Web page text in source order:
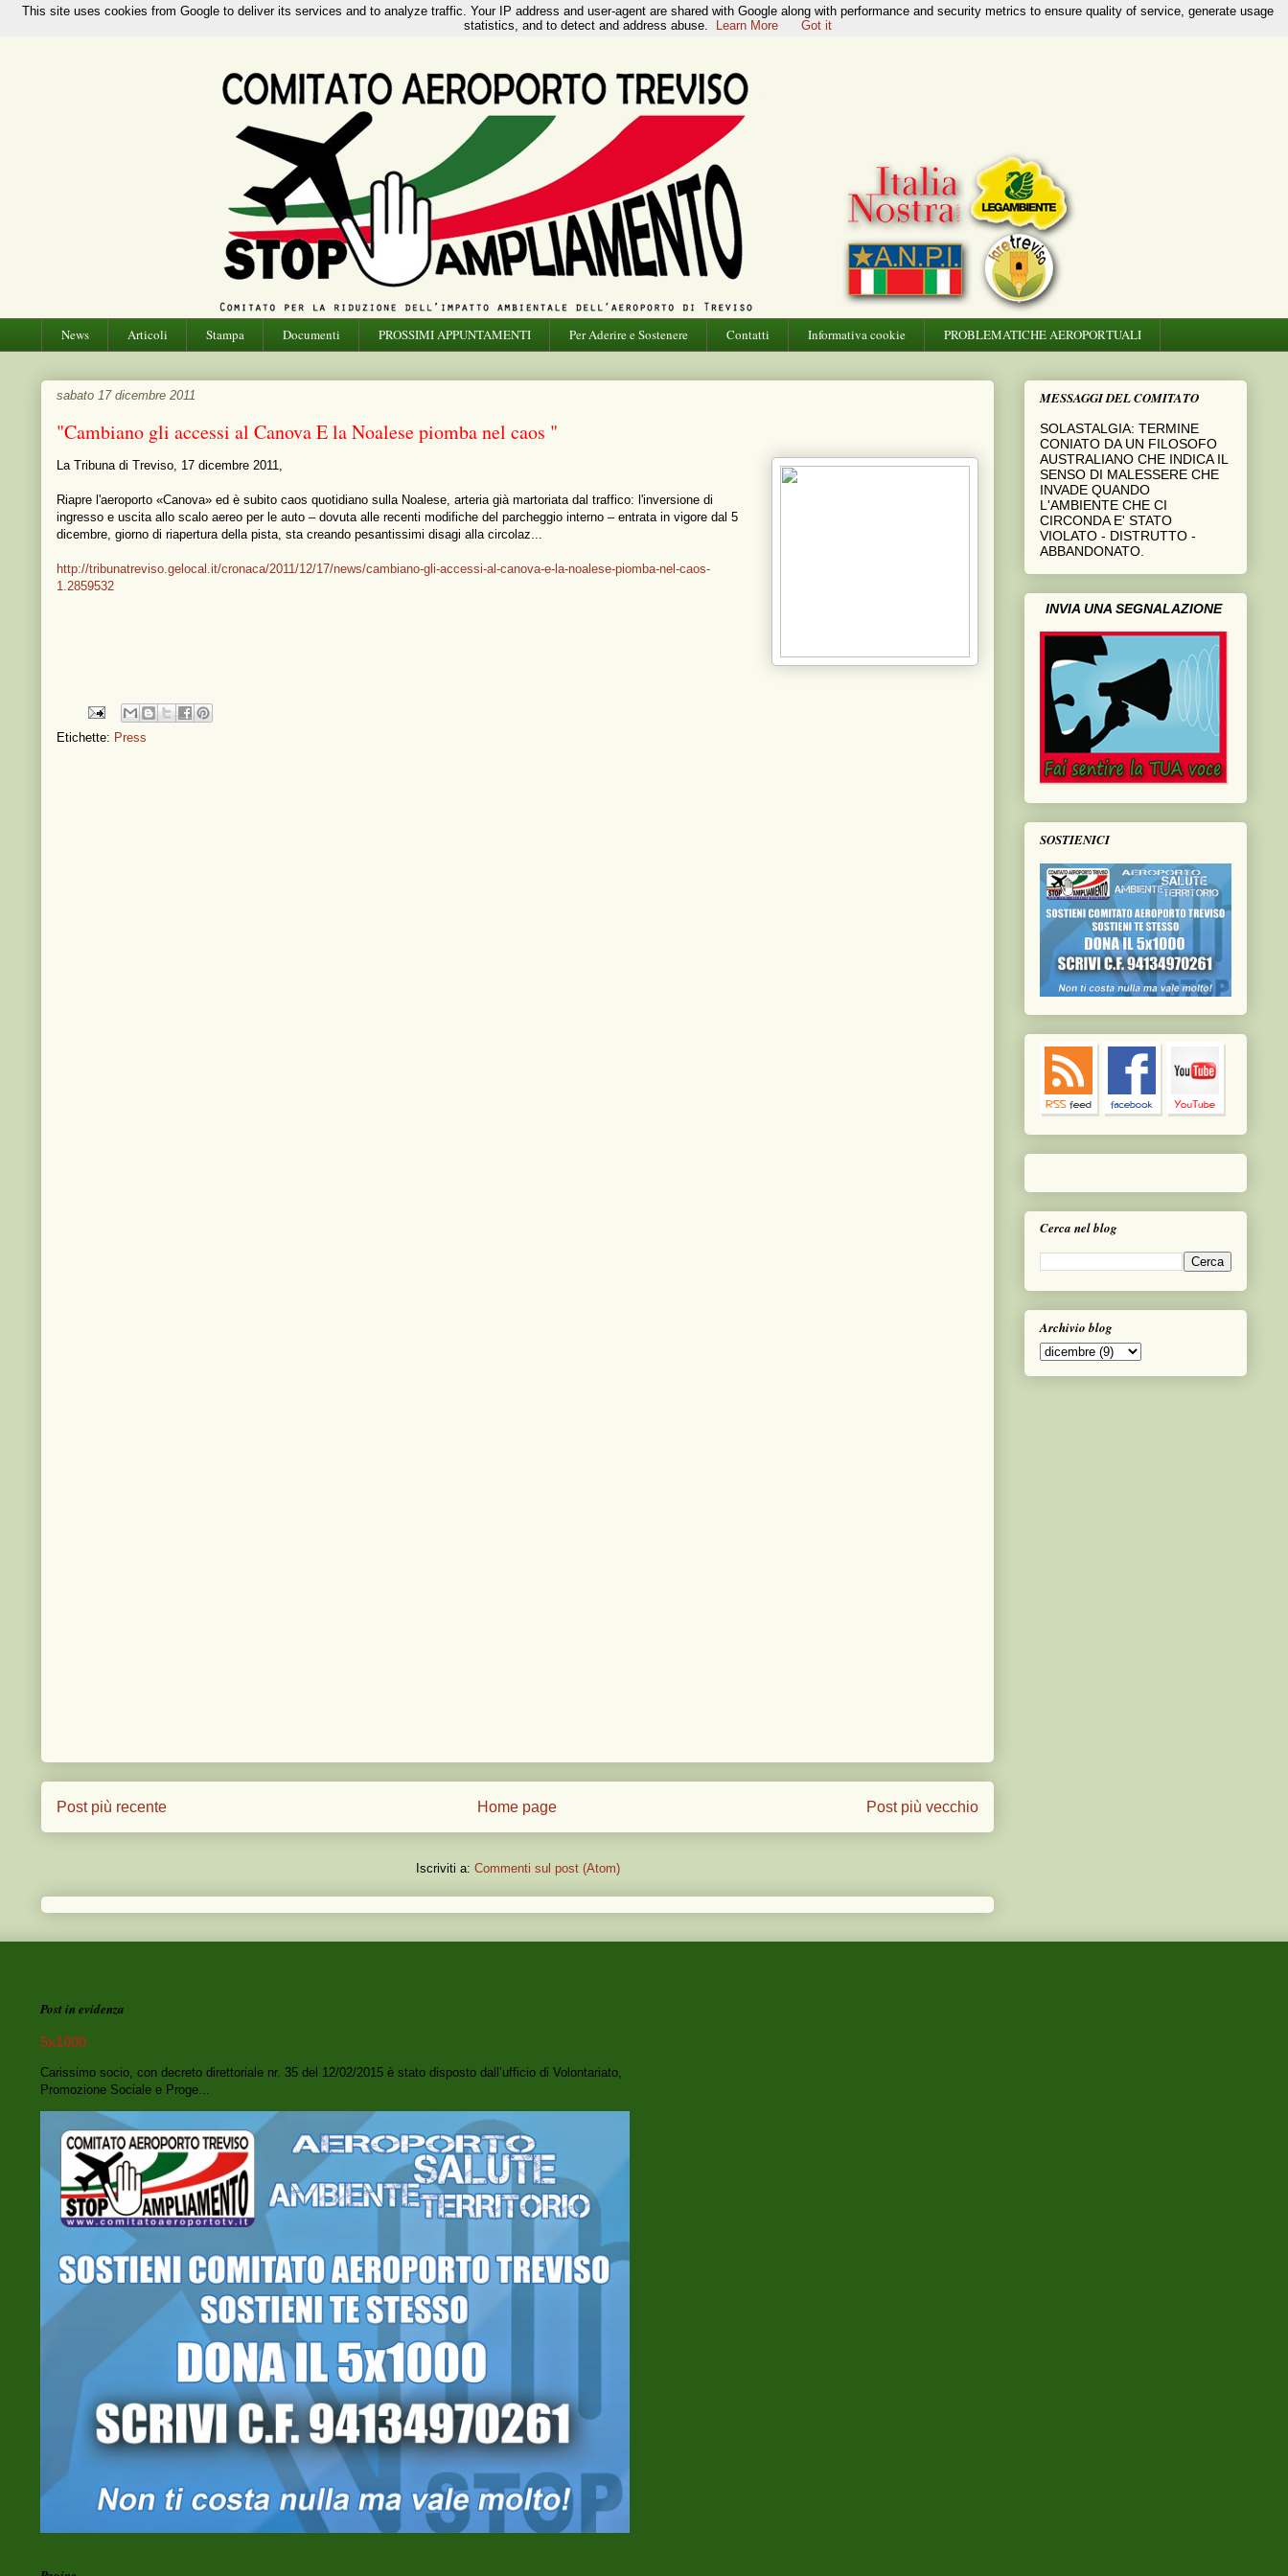
Pagine
News Articoli Stampa Documenti PROSSIMI APPUNTAMENTI Per Aderire e Sostenere Contatti Informativa cookie PROBLEMATICHE AEROPORTUALI
sabato 17 dicembre 2011
"Cambiano gli accessi al Canova E la Noalese piomba nel caos "
La Tribuna di Treviso, 17 dicembre 2011,
Riapre l'aeroporto «Canova» ed è subito caos quotidiano sulla Noalese, arteria già martoriata dal traffico: l'inversione di
ingresso e uscita allo scalo aereo per le auto – dovuta alle recenti modifiche del parcheggio interno – entrata in vigore dal 5
dicembre, giorno di riapertura della pista, sta creando pesantissimi disagi alla circolaz...
http://tribunatreviso.gelocal.it/cronaca/2011/12/17/news/cambiano-gli-accessi-al-canova-e-la-noalese-piomba-nel-caos-
1.2859532
Etichette: Press
Post più recente Post più vecchio
Home page
Iscriviti a: Commenti sul post (Atom)
MESSAGGI DEL COMITATO
SOLASTALGIA: TERMINE
CONIATO DA UN FILOSOFO
AUSTRALIANO CHE INDICA IL
SENSO DI MALESSERE CHE
INVADE QUANDO
L'AMBIENTE CHE CI
CIRCONDA E' STATO
VIOLATO - DISTRUTTO -
ABBANDONATO.
INVIA UNA SEGNALAZIONE
SOSTIENICI
Cerca nel blog
Archivio blog
Post in evidenza
5x1000
Carissimo socio, con decreto direttoriale nr. 35 del 12/02/2015 è stato disposto dall’ufficio di Volontariato,
Promozione Sociale e Proge...
This site uses cookies from Google to deliver its services and to analyze traffic. Your IP address and user-agent are shared with Google along with performance and security metrics to ensure quality of service, generate usage
statistics, and to detect and address abuse.
Learn More Got it